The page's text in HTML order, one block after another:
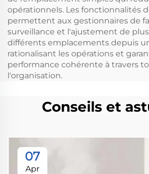
opérationnels. Les fonctionnalités
permettent aux gestionnaires de
surveillance et l'ajustement de
différents emplacements depuis
rationalisant les opérations et
performance cohérente à travers
l'organisation.
Conseils et
07
Apr